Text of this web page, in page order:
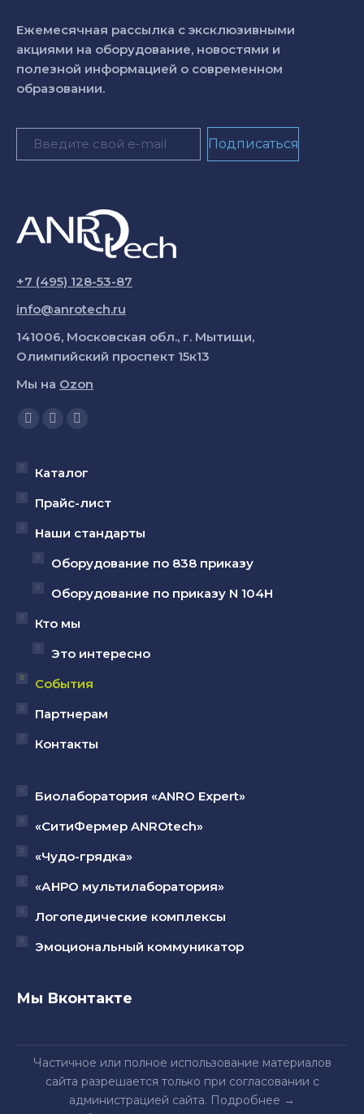
Ежемесячная рассылка с эксклюзивными
акциями на оборудование, новостями и
полезной информацией о современном
образовании.
+7 (495) 128-53-87
info@anrotech.ru
141006, Московская обл., г. Мытищи,
Олимпийский проспект 15к13
Мы на Ozon
Ищите нас:
Страница
открывается
новом
окне
Страница
открывается
новом
окне
Страница
открывается
новом
окне
Каталог
Прайс-лист
Наши стандарты
Оборудование по 838 приказу
Оборудование по приказу N 104Н
Кто мы
Это интересно
События
Партнерам
Контакты
Биолаборатория «ANRO Expert»
«СитиФермер ANROtech»
«Чудо-грядка»
«АНРО мультилаборатория»
Логопедические комплексы
Эмоциональный коммуникатор
Мы Вконтакте
Частичное или полное использование материалов
сайта разрешается только при согласовании с
администрацией сайта. Подробнее →